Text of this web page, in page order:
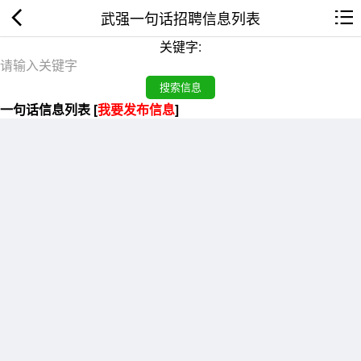
武强一句话招聘信息列表
关键字:
一句话信息列表 [我要发布信息]